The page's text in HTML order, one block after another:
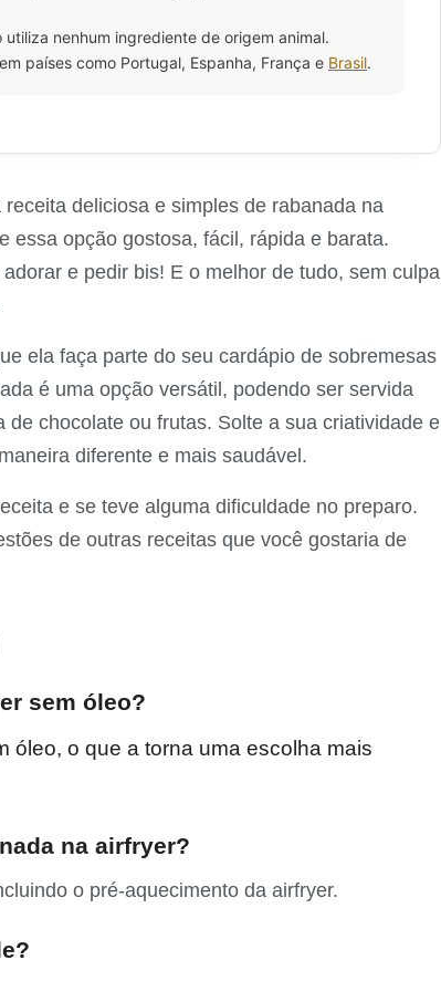
nenhum ingrediente de origem animal.
países como Portugal, Espanha, França e Brasil.
deliciosa e simples de rabanada na
essa opção gostosa, fácil, rápida e barata.
e pedir bis! E o melhor de tudo, sem culpa
ela faça parte do seu cardápio de sobremesas
é uma opção versátil, podendo ser servida
chocolate ou frutas. Solte a sua criatividade e
diferente e mais saudável.
e se teve alguma dificuldade no preparo.
de outras receitas que você gostaria de
sem óleo?
óleo, o que a torna uma escolha mais
na airfryer?
o pré-aquecimento da airfryer.